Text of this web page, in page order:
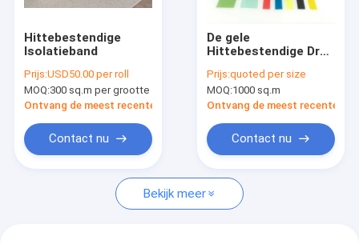
Zelfklevende Isolatieband
De Isolatieband van de glasdoek
Hittebestendige Isolatieband
Hittebestendige
Isolatieband
Prijs:USD50.00 per roll
MOQ:300 sq.m per grootte
Ontvang de meest recente Prijs
Contact nu
De gele
Hittebestendige Druk
Bandsilicone van het
Isolatiehuisdier -
gevoelige
5KV
Prijs:quoted per size
MOQ:1000 sq.m
Ontvang de meest recente
Contact nu
Bekijk meer